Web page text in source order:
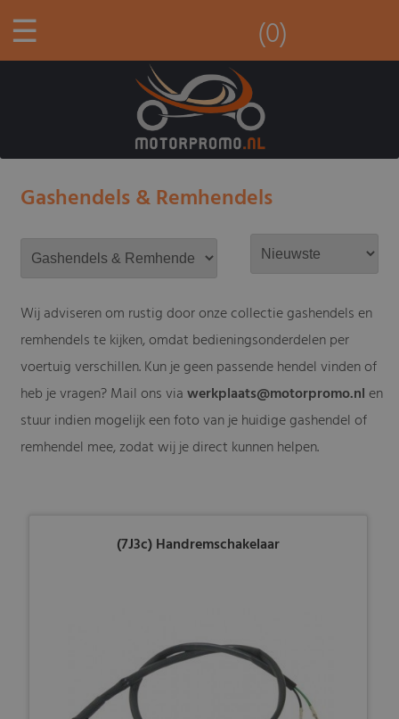
☰ (0)
Gashendels & Remhendels
Wij adviseren om rustig door onze collectie gashendels en
remhendels te kijken, omdat bedieningsonderdelen per
voertuig verschillen. Kun je geen passende hendel vinden of
heb je vragen? Mail ons viawerkplaats@motorpromo.nl en
stuur indien mogelijk een foto van je huidige gashendel of
remhendel mee, zodat wij je direct kunnen helpen.
(7J3c) Handremschakelaar